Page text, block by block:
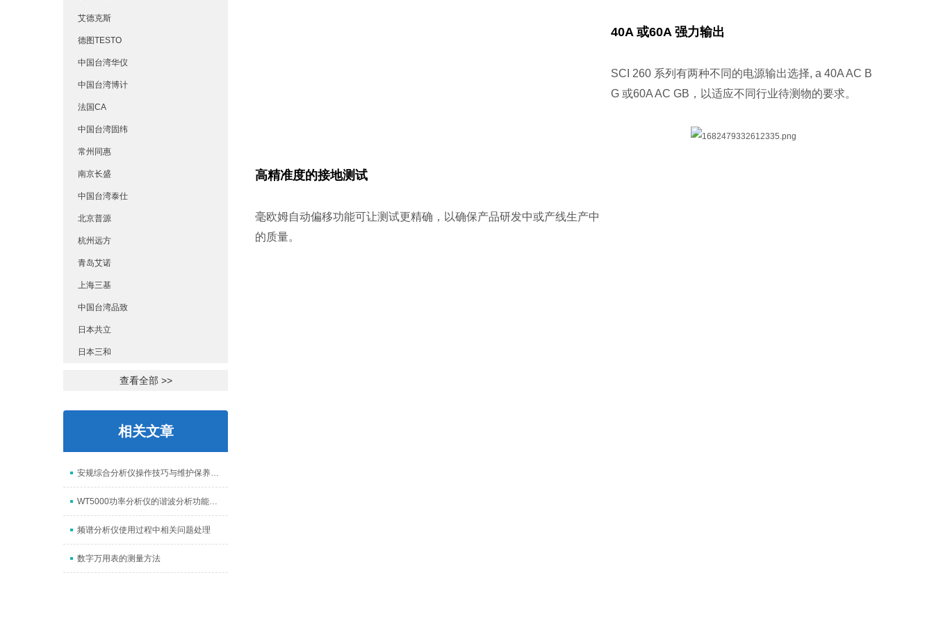
艾德克斯
德图TESTO
中国台湾华仪
中国台湾博计
法国CA
中国台湾固纬
常州同惠
南京长盛
中国台湾泰仕
北京普源
杭州远方
青岛艾诺
上海三基
中国台湾品致
日本共立
日本三和
查看全部 >>
相关文章
安规综合分析仪操作技巧与维护保养方法分享
WT5000功率分析仪的谐波分析功能抑制谐波危害
频谱分析仪使用过程中相关问题处理
数字万用表的测量方法
40A 或60A 强力输出
SCI 260 系列有两种不同的电源输出选择, a 40A AC B
G 或60A AC GB，以适应不同行业待测物的要求。
高精准度的接地测试
毫欧姆自动偏移功能可让测试更精确，以确保产品研发中或产线生产中
的质量。